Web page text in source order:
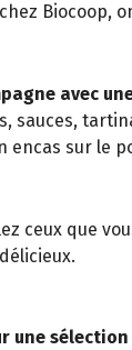
Biocoop,
avec
sauces,
sur le
ceux que
une